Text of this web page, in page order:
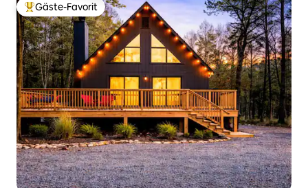
Beliebter Gäste-Favorit.
Gäste-Favorit